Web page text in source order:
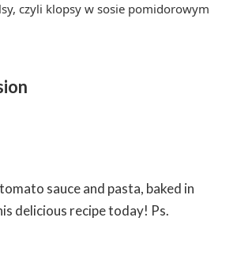
czyli klopsy w sosie pomidorowym
sauce and pasta, baked in
delicious recipe today! Ps.